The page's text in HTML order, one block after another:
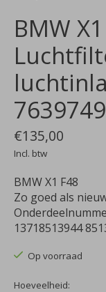
BMW
€135,00
Incl. btw
BMW X1 F48
Zo goed als
13718513944
Op voorraad
Hoeveelheid: